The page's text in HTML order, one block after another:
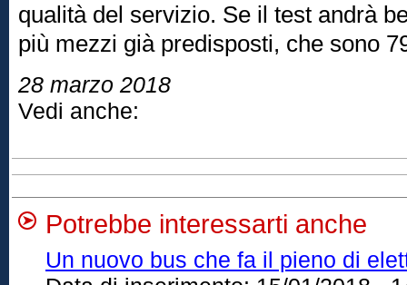
qualità del servizio. Se il test andrà
più mezzi già predisposti, che sono
28 marzo 2018
Vedi anche:
Potrebbe interessarti anche
Un nuovo bus che fa il pieno di